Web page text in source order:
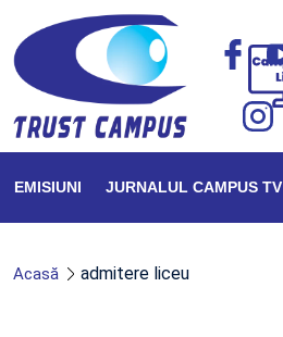
EMISIUNI JURNALUL CAMPUS TV
Acasă admitere liceu